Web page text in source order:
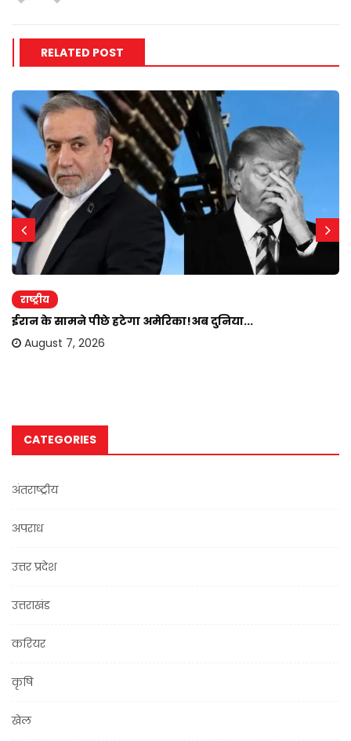
RELATED POST
राष्ट्रीय
ईरान के सामने पीछे हटेगा अमेरिका!अब दुनिया...
August 7, 2026
CATEGORIES
अंतराष्ट्रीय
अपराध
उत्तर प्रदेश
उत्तराखंड
करियर
कृषि
खेल